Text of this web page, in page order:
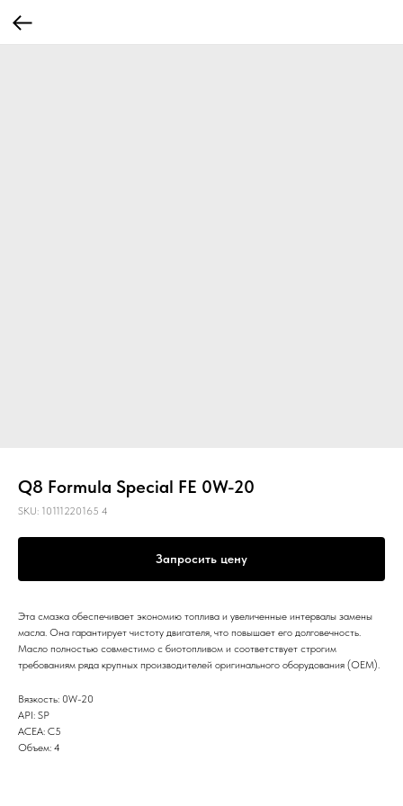
Q8 Formula Special FE 0W-20
SKU: 10111220165 4
Запросить цену
Эта смазка обеспечивает экономию топлива и увеличенные интервалы замены
масла. Она гарантирует чистоту двигателя, что повышает его долговечность.
Масло полностью совместимо с биотопливом и соответствует строгим
требованиям ряда крупных производителей оригинального оборудования (OEM).
Вязкость: 0W-20
API: SP
ACEA: С5
Объем: 4